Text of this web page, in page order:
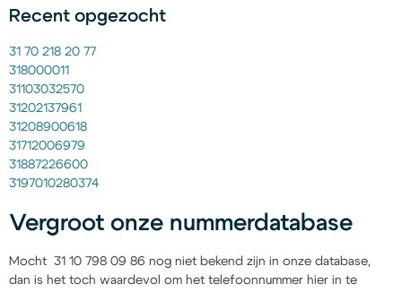
Recent opgezocht
31 70 218 20 77
318000011
31103032570
31202137961
31208900618
31712006979
31887226600
3197010280374
Vergroot onze nummerdatabase
Mocht 31 10 798 09 86 nog niet bekend zijn in onze database,
dan is het toch waardevol om het telefoonnummer hier in te